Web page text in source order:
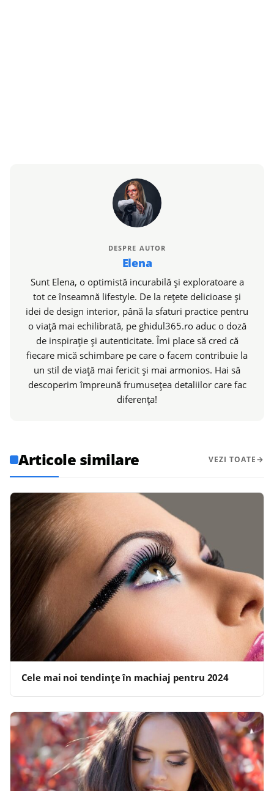
DESPRE AUTOR
Elena
Sunt Elena, o optimistă incurabilă și exploratoare a
tot ce înseamnă lifestyle. De la rețete delicioase și
idei de design interior, până la sfaturi practice pentru
o viață mai echilibrată, pe ghidul365.ro aduc o doză
de inspirație și autenticitate. Îmi place să cred că
fiecare mică schimbare pe care o facem contribuie la
un stil de viață mai fericit și mai armonios. Hai să
descoperim împreună frumusețea detaliilor care fac
diferența!
Articole similare VEZI TOATE
Cele mai noi tendințe în machiaj pentru 2024